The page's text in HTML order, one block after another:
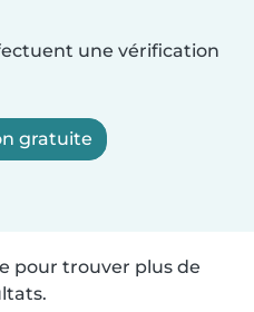
une vérification
gratuite
pour trouver plus de